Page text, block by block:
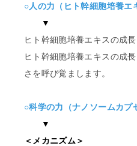
○人の力（ヒト幹細胞培養エ
▼
ヒト幹細胞培養エキスの成
ヒト幹細胞培養エキスの成
さを呼び覚まします。
○科学の力（ナノソームカ
▼
＜メカニズム＞